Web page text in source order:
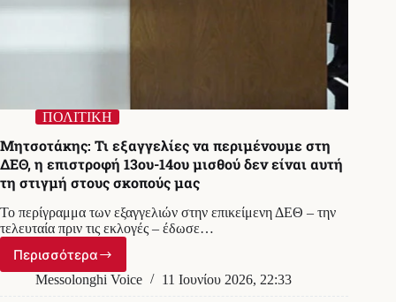
ΠΟΛΙΤΙΚΗ
Μητσοτάκης: Τι εξαγγελίες να περιμένουμε στη
ΔΕΘ, η επιστροφή 13ου-14ου μισθού δεν είναι αυτή
τη στιγμή στους σκοπούς μας
Το περίγραμμα των εξαγγελιών στην επικείμενη ΔΕΘ – την
τελευταία πριν τις εκλογές – έδωσε…
ΠερισσότεραΜητσοτάκης:
Τι
Messolonghi Voice 11 Ιουνίου 2026, 22:33